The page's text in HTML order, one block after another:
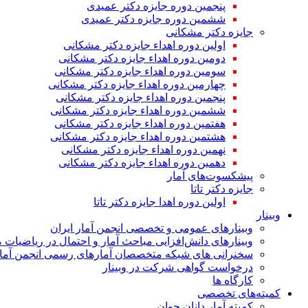
پنجمین دوره جایزه دکتر عمیدی
ششمین دوره جایزه دکتر عمیدی
جایزه دکتر مشکانی
اولین دوره اهداء جایزه دکتر مشکانی
دومین دوره اهداء جایزه دکتر مشکانی
سومین دوره اهداء جایزه دکتر مشکانی
چهارمین دوره اهداء جایزه دکتر مشکانی
پنجمین دوره اهداء جایزه دکتر مشکانی
ششمین دوره اهداء جایزه دکتر مشکانی
هفتمین دوره اهداء جایزه دکتر مشکانی
هشتمین دوره اهداء جایزه دکتر مشکانی
نهمین دوره اهداء جایزه دکتر مشکانی
دهمین دوره اهداء جایزه دکتر مشکانی
پیشکسوت‌های آمار
جایزه دکتر تاتا
اولین دوره اهدا جایزه دکتر تاتا
وبینار
وبینارهای عمومی و تخصصی انجمن آمار ایران
وبینارهای دانش‌افزایی مباحث آمار و احتمال در
سخنرانی های شبکه متخصصان آمارهای رسمی انجمن
درخواست گواهی شرکت در وبینار
کارگاه ها
کمیته‌های تخصصی